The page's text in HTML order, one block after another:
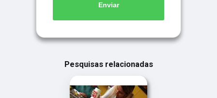
Enviar
Pesquisas relacionadas